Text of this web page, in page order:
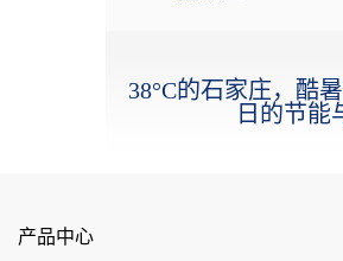
38°C的石家庄，酷
日的节能
产品中心